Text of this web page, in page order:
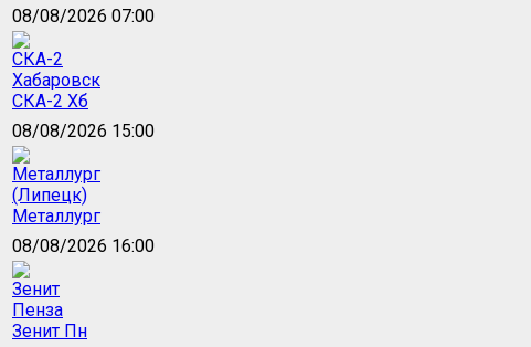
08/08/2026 07:00
СКА-2 Хб
08/08/2026 15:00
Металлург
08/08/2026 16:00
Зенит Пн